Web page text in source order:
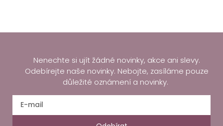
Nenechte si ujít žádné novinky, akce ani slevy.
Odebírejte naše novinky. Nebojte, zasíláme pouze
důležité oznámení a novinky.